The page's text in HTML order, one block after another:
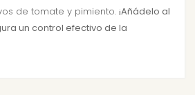
de tomate y pimiento. ¡Añádelo al
un control efectivo de la